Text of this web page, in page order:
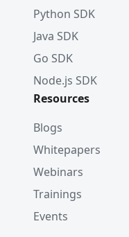
Python SDK
Java SDK
Go SDK
Node.js SDK
Resources
Blogs
Whitepapers
Webinars
Trainings
Events